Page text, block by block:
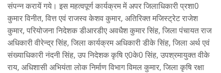
संपन्न करायें गये। इस महत्वपूर्ण कार्यक्रम में अपर जिलाधिकारी प्रशा0
कुमार विनीत, वित्त एवं राजस्व केशव कुमार, अतिरिक्त मजिस्ट्रेट राजेश
कुमार, परियोजना निदेशक डीआरडीए अवधैश कुमार सिंह, जिला पंचायत राज
अधिकारी वीरेन्द्र सिंह, जिला कार्यक्रम अधिकारी डीके सिंह, जिला अर्थ एवं
संख्याधिकारी नंदनी सिंह, उप निदेशक कृषि ए0के0 सिंह, उपश्रमायुक्त वीके
राय, अधिशासी अभियंता लोक निर्माण विभाग विमल कुमार, जिला कृषि रक्षा